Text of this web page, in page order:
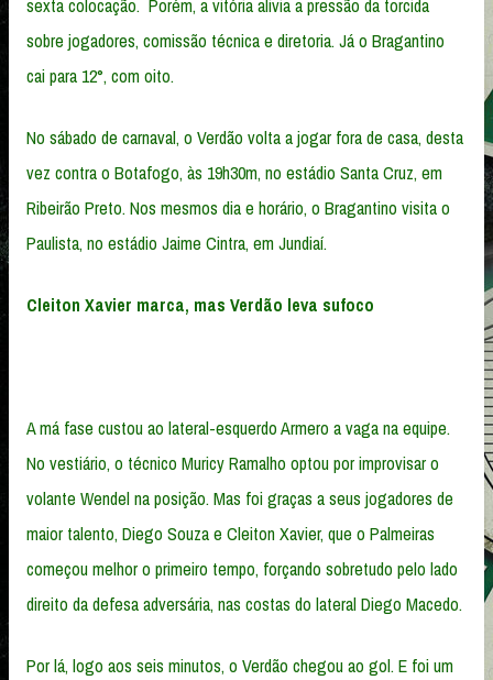
sexta colocação. Porém, a vitória alivia a pressão da torcida
sobre jogadores, comissão técnica e diretoria. Já o Bragantino
cai para 12°, com oito.
No sábado de carnaval, o Verdão volta a jogar fora de casa, desta
vez contra o Botafogo, às 19h30m, no estádio Santa Cruz, em
Ribeirão Preto. Nos mesmos dia e horário, o Bragantino visita o
Paulista, no estádio Jaime Cintra, em Jundiaí.
Cleiton Xavier marca, mas Verdão leva sufoco
A má fase custou ao lateral-esquerdo Armero a vaga na equipe.
No vestiário, o técnico Muricy Ramalho optou por improvisar o
volante Wendel na posição. Mas foi graças a seus jogadores de
maior talento, Diego Souza e Cleiton Xavier, que o Palmeiras
começou melhor o primeiro tempo, forçando sobretudo pelo lado
direito da defesa adversária, nas costas do lateral Diego Macedo.
Por lá, logo aos seis minutos, o Verdão chegou ao gol. E foi um